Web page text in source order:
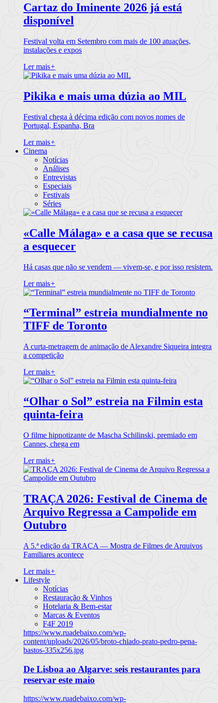
Cartaz do Iminente 2026 já está
disponível
Festival volta em Setembro com mais de 100 atuações,
instalações e expos
Ler mais+
Pikika e mais uma dúzia ao MIL
Festival chega à décima edição com novos nomes de
Portugal, Espanha, Bra
Ler mais+
Cinema
Notícias
Análises
Entrevistas
Especiais
Festivais
Séries
«Calle Málaga» e a casa que se recusa
a esquecer
Há casas que não se vendem — vivem-se, e por isso resistem.
Ler mais+
“Terminal” estreia mundialmente no
TIFF de Toronto
A curta-metragem de animação de Alexandre Siqueira integra
a competição
Ler mais+
“Olhar o Sol” estreia na Filmin esta
quinta-feira
O filme hipnotizante de Mascha Schilinski, premiado em
Cannes, chega em
Ler mais+
TRAÇA 2026: Festival de Cinema de
Arquivo Regressa a Campolide em
Outubro
A 5.ª edição da TRAÇA — Mostra de Filmes de Arquivos
Familiares acontece
Ler mais+
Lifestyle
Notícias
Restauração & Vinhos
Hotelaria & Bem-estar
Marcas & Eventos
F4F 2019
https://www.ruadebaixo.com/wp-
content/uploads/2026/05/broto-chiado-prato-pedro-pena-
bastos-335x256.jpg
De Lisboa ao Algarve: seis restaurantes para
reservar este maio
https://www.ruadebaixo.com/wp-